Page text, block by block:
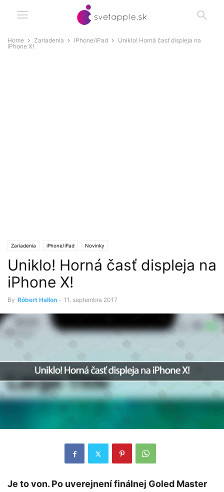
Home Zariadenia iPhone/iPad
Uniklo! Horná časť displeja na
iPhone X!
Zariadenia iPhone/iPad Novinky
Uniklo! Horná časť displeja na
iPhone X!
By Róbert Hallon - 11. septembra 2017
Je to von. Po uverejnení finálnej Goled Master